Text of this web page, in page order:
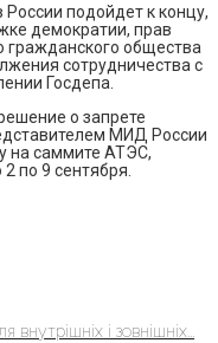
России подойдет к концу,
демократии, прав
гражданского общества
сотрудничества с
Госдепа.
о запрете
МИД России
на саммите АТЭС,
по 9 сентября.
і зовнішніх...